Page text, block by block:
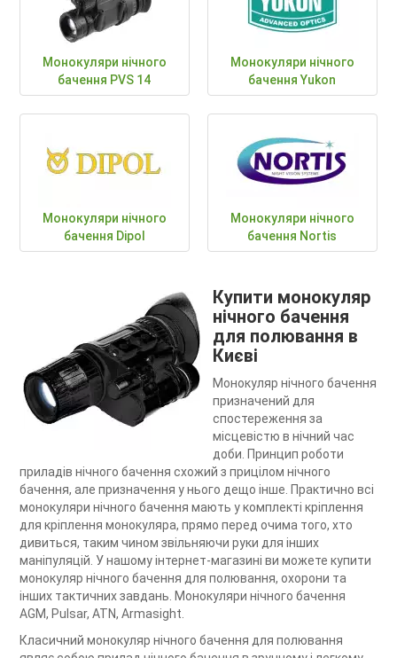
Монокуляри нічного
бачення PVS 14
Монокуляри нічного
бачення Yukon
Монокуляри нічного
бачення Dipol
Монокуляри нічного
бачення Nortis
Купити монокуляр
нічного бачення
для полювання в
Києві
Монокуляр нічного бачення
призначений для
спостереження за
місцевістю в нічний час
доби. Принцип роботи
приладів нічного бачення схожий з прицілом нічного
бачення, але призначення у нього дещо інше. Практично всі
монокуляри нічного бачення мають у комплекті кріплення
для кріплення монокуляра, прямо перед очима того, хто
дивиться, таким чином звільняючи руки для інших
маніпуляцій. У нашому інтернет-магазині ви можете купити
монокуляр нічного бачення для полювання, охорони та
інших тактичних завдань. Монокуляри нічного бачення
AGM, Pulsar, ATN, Armasight.
Класичний монокуляр нічного бачення для полювання